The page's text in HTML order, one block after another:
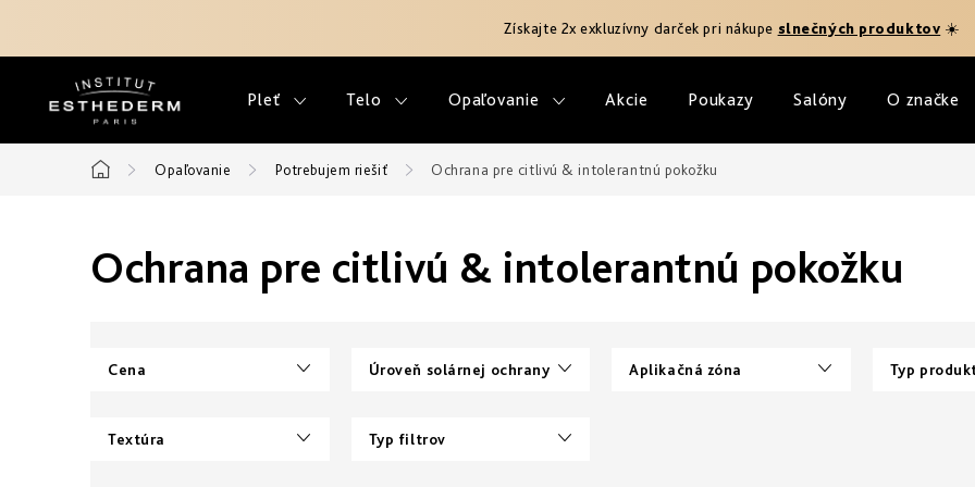
obsah
Získajte 2x exkluzívny darček pri nákupe slnečných produktov ☀️
Pleť Telo Opaľovanie Akcie Poukazy Salóny O značke
Domov
Opaľovanie Potrebujem riešiť Ochrana pre citlivú & intolerantnú pokožku
Ochrana pre citlivú & intolerantnú pokožku
Cena Úroveň solárnej ochrany Aplikačná zóna Typ
Textúra Typ filtrov